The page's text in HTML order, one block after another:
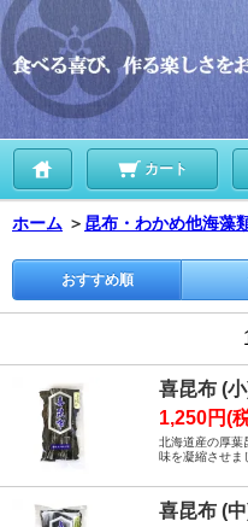
カート
ホーム ＞ 昆布・わかめ他海藻
おすすめ順
喜昆布 (
1,250円(
北海道産の厚葉
味を凝縮させま
喜昆布 (